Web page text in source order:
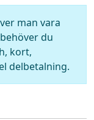
man vara
du
kort,
delbetalning.